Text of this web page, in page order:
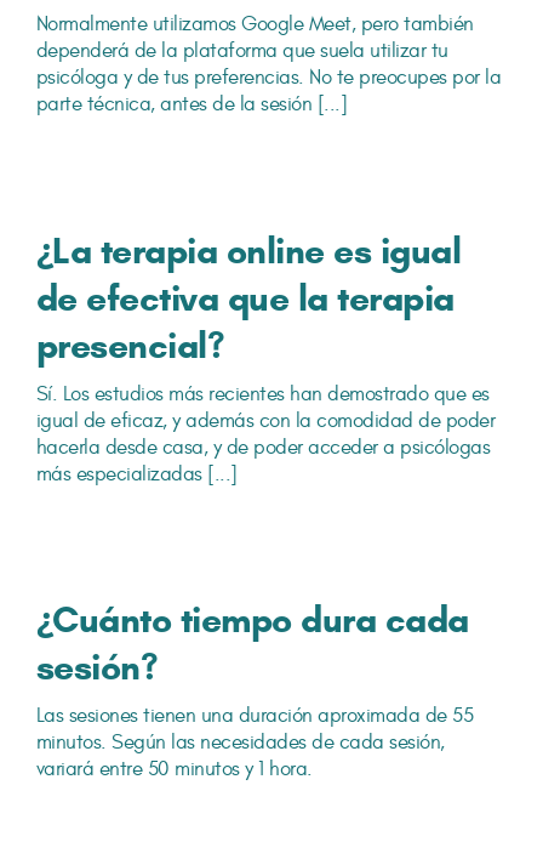
Normalmente utilizamos Google Meet, pero también
dependerá de la plataforma que suela utilizar tu
psicóloga y de tus preferencias. No te preocupes por la
parte técnica, antes de la sesión [...]
¿La terapia online es igual
de efectiva que la terapia
presencial?
Sí. Los estudios más recientes han demostrado que es
igual de eficaz, y además con la comodidad de poder
hacerla desde casa, y de poder acceder a psicólogas
más especializadas [...]
¿Cuánto tiempo dura cada
sesión?
Las sesiones tienen una duración aproximada de 55
minutos. Según las necesidades de cada sesión,
variará entre 50 minutos y 1 hora.